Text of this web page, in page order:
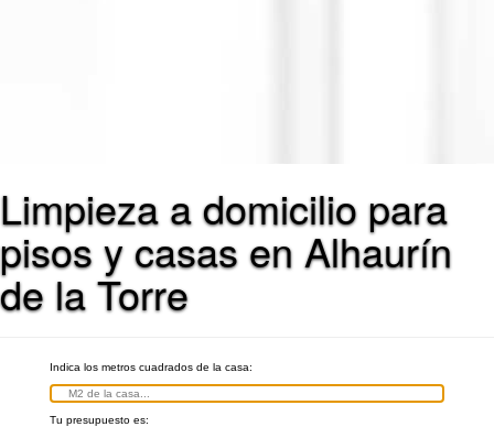
Limpieza a domicilio para
pisos y casas en Alhaurín
de la Torre
Indica los metros cuadrados de la casa:
Tu presupuesto es: